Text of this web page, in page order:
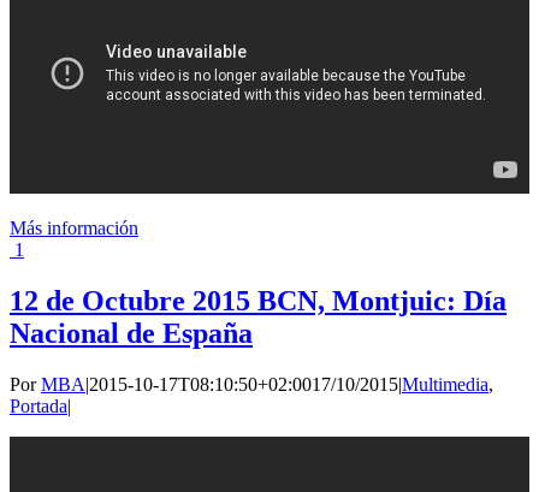
Más información
1
12 de Octubre 2015 BCN, Montjuic: Día
Nacional de España
PorMBA|2015-10-17T08:10:50+02:0017/10/2015|Multimedia,
Portada|